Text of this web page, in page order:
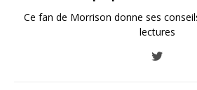
Ce fan de Morrison donne ses
lectures